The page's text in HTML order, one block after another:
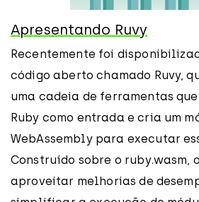
Apresentando Ruvy
Recentemente foi
código aberto chamado Ruvy,
uma cadeia de ferramentas
Ruby como entrada e cria um
WebAssembly para executar
Construído sobre o ruby.wasm,
aproveitar melhorias de